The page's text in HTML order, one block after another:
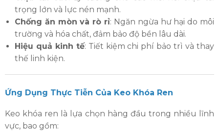
trọng lớn và lực nén mạnh.
Chống ăn mòn và rò rỉ: Ngăn ngừa hư hại do môi
trường và hóa chất, đảm bảo độ bền lâu dài.
Hiệu quả kinh tế: Tiết kiệm chi phí bảo trì và thay
thế linh kiện.
Ứng Dụng Thực Tiễn Của Keo Khóa Ren
Keo khóa ren là lựa chọn hàng đầu trong nhiều lĩnh
vực, bao gồm: